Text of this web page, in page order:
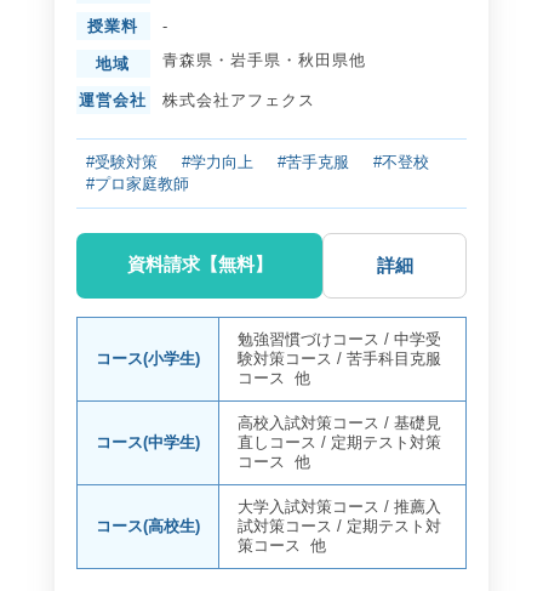
授業料 -
地域 青森県 ・ 岩手県 ・ 秋田県他
運営会社 株式会社アフェクス
#受験対策 #学力向上 #苦手克服
#不登校
#プロ家庭教師
資料請求【無料】 詳細
コース(小学生)
勉強習慣づけコース /中学受
験対策コース /苦手科目克服
コース 他
コース(中学生)
高校入試対策コース /基礎見
直しコース /定期テスト対策
コース 他
コース(高校生)
大学入試対策コース /推薦入
試対策コース /定期テスト対
策コース 他